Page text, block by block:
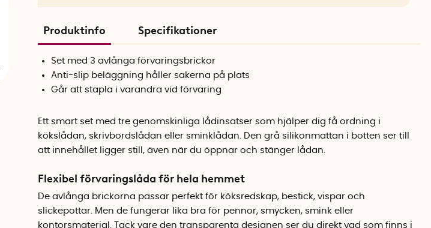
Produktinfo Specifikationer
Set med 3 avlånga förvaringsbrickor
Anti-slip beläggning håller sakerna på plats
Går att stapla i varandra vid förvaring
Ett smart set med tre genomskinliga lådinsatser som hjälper dig få ordning i
kökslådan, skrivbordslådan eller sminklådan. Den grå silikonmattan i botten ser till
att innehållet ligger still, även när du öppnar och stänger lådan.
Flexibel förvaringslåda för hela hemmet
De avlånga brickorna passar perfekt för köksredskap, bestick, vispar och
slickepottar. Men de fungerar lika bra för pennor, smycken, smink eller
kontorsmaterial. Tack vare den transparenta designen ser du direkt vad som finns i